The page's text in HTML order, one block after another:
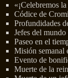
«¡Celebremos
Códice de Cromi
Profundidades
Jefes del
Paseo en el
Misión semanal
Evento de
Muerte de la